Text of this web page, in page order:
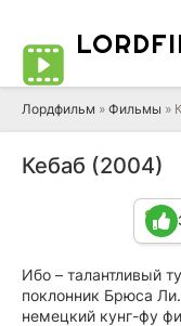
LORD
Лордфильм » Фильмы »
Кебаб (2004)
Ибо – талантливый
поклонник Брюса
немецкий кунг-фу